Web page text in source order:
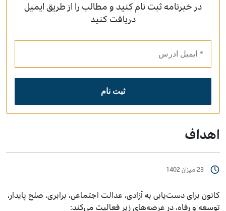
اهداف
23 میزان 1402
کانون برای دست‌‌یابی به آزادی، عدالت اجتماعی، برابری، صلح‌ پایدار،
توسعه و رفاه، در عرصه‌های زیر فعالیت می‌کند:
در خبرنامه ثبت نام کنید و مطالب را از طریق ایمیل
دریافت کنید